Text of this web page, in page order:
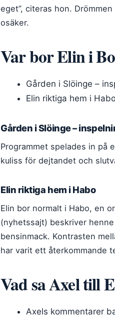
eget”, citeras hon.
osäker.
Var bor Elin i
Gården i Slöinge –
Elin riktiga hem i
Gården i Slöinge –
Programmet spelades in på
kuliss för dejtandet och
Elin riktiga hem i Habo
Elin bor normalt i Habo, en
(nyhetssajt) beskriver
bensinmack. Kontrasten
har varit ett återkommande
Vad sa Axel till
Axels kommentarer